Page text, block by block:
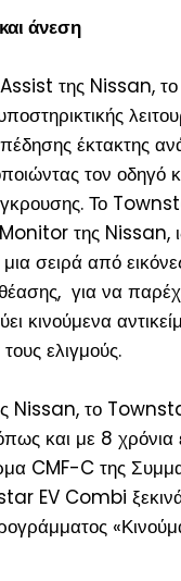
άνεση
Assist της Nissan,
έκτακτης
τον οδηγό
Το
της Nissan,
σειρά από
για να
κινούμενα
ελιγμούς.
Nissan, το
και με 8 χρόνια
CMF-C της
EV Combi